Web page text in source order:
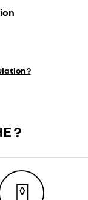
?
?